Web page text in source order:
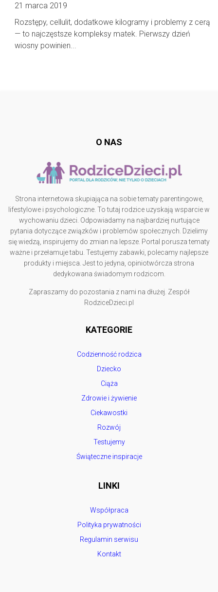
21 marca 2019
Rozstępy, cellulit, dodatkowe kilogramy i problemy z cerą
— to najczęstsze kompleksy matek. Pierwszy dzień
wiosny powinien...
O NAS
Strona internetowa skupiająca na sobie tematy parentingowe,
lifestylowe i psychologiczne. To tutaj rodzice uzyskają wsparcie w
wychowaniu dzieci. Odpowiadamy na najbardziej nurtujące
pytania dotyczące związków i problemów społecznych. Dzielimy
się wiedzą, inspirujemy do zmian na lepsze. Portal porusza tematy
ważne i przełamuje tabu. Testujemy zabawki, polecamy najlepsze
produkty i miejsca. Jest to jedyna, opiniotwórcza strona
dedykowana świadomym rodzicom.
Zapraszamy do pozostania z nami na dłużej. Zespół
RodziceDzieci.pl
KATEGORIE
Codzienność rodzica
Dziecko
Ciąża
Zdrowie i żywienie
Ciekawostki
Rozwój
Testujemy
Świąteczne inspiracje
LINKI
Współpraca
Polityka prywatności
Regulamin serwisu
Kontakt